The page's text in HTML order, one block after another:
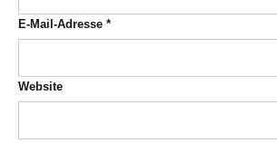
E-Mail-Adresse *
Website